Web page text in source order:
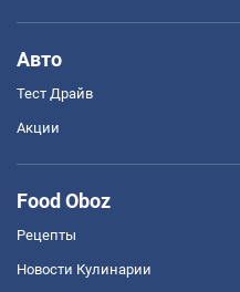
Авто
Тест Драйв
Акции
Food Oboz
Рецепты
Новости Кулинарии